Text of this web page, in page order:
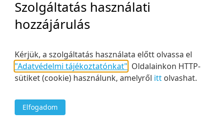
23:28
Intrapreneur
Közreműködők:
Petheő Attila
Szolgáltatás használati
hozzájárulás
Kérjük, a szolgáltatás használata előtt olvassa el
"Adatvédelmi tájékoztatónkat" Oldalainkon HTTP-
sütiket (cookie) használunk, amelyről itt olvashat.
Elfogadom